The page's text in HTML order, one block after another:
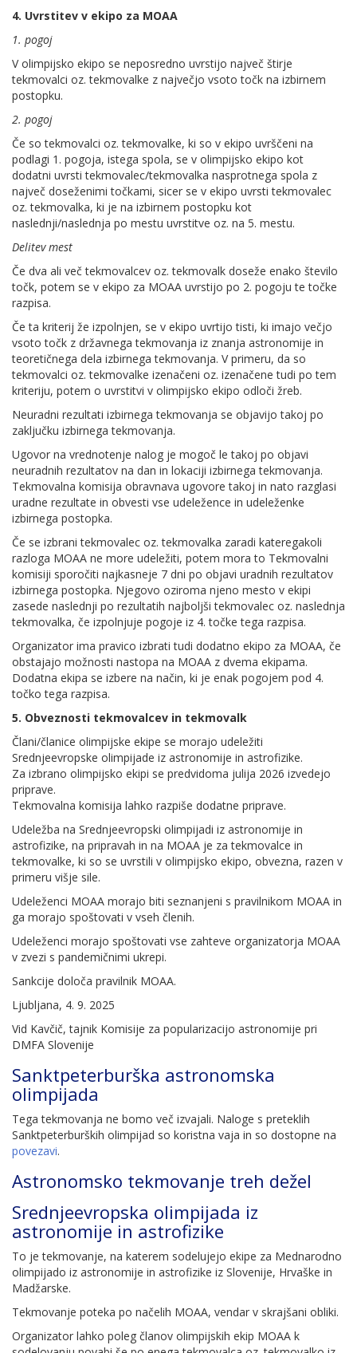
4. Uvrstitev v ekipo za MOAA
1. pogoj
V olimpijsko ekipo se neposredno uvrstijo največ štirje
tekmovalci oz. tekmovalke z največjo vsoto točk na izbirnem
postopku.
2. pogoj
Če so tekmovalci oz. tekmovalke, ki so v ekipo uvrščeni na
podlagi 1. pogoja, istega spola, se v olimpijsko ekipo kot
dodatni uvrsti tekmovalec/tekmovalka nasprotnega spola z
največ doseženimi točkami, sicer se v ekipo uvrsti tekmovalec
oz. tekmovalka, ki je na izbirnem postopku kot
naslednji/naslednja po mestu uvrstitve oz. na 5. mestu.
Delitev mest
Če dva ali več tekmovalcev oz. tekmovalk doseže enako število
točk, potem se v ekipo za MOAA uvrstijo po 2. pogoju te točke
razpisa.
Če ta kriterij že izpolnjen, se v ekipo uvrtijo tisti, ki imajo večjo
vsoto točk z državnega tekmovanja iz znanja astronomije in
teoretičnega dela izbirnega tekmovanja. V primeru, da so
tekmovalci oz. tekmovalke izenačeni oz. izenačene tudi po tem
kriteriju, potem o uvrstitvi v olimpijsko ekipo odloči žreb.
Neuradni rezultati izbirnega tekmovanja se objavijo takoj po
zaključku izbirnega tekmovanja.
Ugovor na vrednotenje nalog je mogoč le takoj po objavi
neuradnih rezultatov na dan in lokaciji izbirnega tekmovanja.
Tekmovalna komisija obravnava ugovore takoj in nato razglasi
uradne rezultate in obvesti vse udeležence in udeleženke
izbirnega postopka.
Če se izbrani tekmovalec oz. tekmovalka zaradi kateregakoli
razloga MOAA ne more udeležiti, potem mora to Tekmovalni
komisiji sporočiti najkasneje 7 dni po objavi uradnih rezultatov
izbirnega postopka. Njegovo oziroma njeno mesto v ekipi
zasede naslednji po rezultatih najboljši tekmovalec oz. naslednja
tekmovalka, če izpolnjuje pogoje iz 4. točke tega razpisa.
Organizator ima pravico izbrati tudi dodatno ekipo za MOAA, če
obstajajo možnosti nastopa na MOAA z dvema ekipama.
Dodatna ekipa se izbere na način, ki je enak pogojem pod 4.
točko tega razpisa.
5. Obveznosti tekmovalcev in tekmovalk
Člani/članice olimpijske ekipe se morajo udeležiti
Srednjeevropske olimpijade iz astronomije in astrofizike.
Za izbrano olimpijsko ekipi se predvidoma julija 2026 izvedejo
priprave.
Tekmovalna komisija lahko razpiše dodatne priprave.
Udeležba na Srednjeevropski olimpijadi iz astronomije in
astrofizike, na pripravah in na MOAA je za tekmovalce in
tekmovalke, ki so se uvrstili v olimpijsko ekipo, obvezna, razen v
primeru višje sile.
Udeleženci MOAA morajo biti seznanjeni s pravilnikom MOAA in
ga morajo spoštovati v vseh členih.
Udeleženci morajo spoštovati vse zahteve organizatorja MOAA
v zvezi s pandemičnimi ukrepi.
Sankcije določa pravilnik MOAA.
Ljubljana, 4. 9. 2025
Vid Kavčič, tajnik Komisije za popularizacijo astronomije pri
DMFA Slovenije
Sanktpeterburška astronomska
olimpijada
Tega tekmovanja ne bomo več izvajali. Naloge s preteklih
Sanktpeterburških olimpijad so koristna vaja in so dostopne na
povezavi.
Astronomsko tekmovanje treh dežel
Srednjeevropska olimpijada iz
astronomije in astrofizike
To je tekmovanje, na katerem sodelujejo ekipe za Mednarodno
olimpijado iz astronomije in astrofizike iz Slovenije, Hrvaške in
Madžarske.
Tekmovanje poteka po načelih MOAA, vendar v skrajšani obliki.
Organizator lahko poleg članov olimpijskih ekip MOAA k